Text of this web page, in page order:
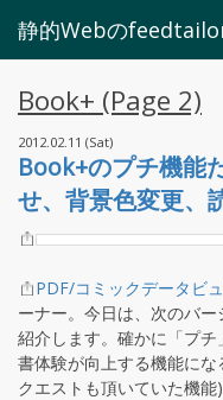
静的Webの
Book+ (Page 2)
2012.02.11 (Sat)
Book+のプチ機能
せ、背景色変更、
PDF/コミックデータビ
ーナー。今日は、次のバ
紹介します。確かに「プ
書体験が向上する機能に
クエストも頂いていた機能)